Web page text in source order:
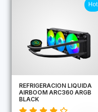
Hot
REFRIGERACION LIQUIDA
AIRBOOM ARC360 ARGB
BLACK